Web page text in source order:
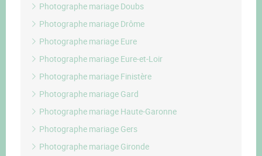
Photographe mariage Doubs
Photographe mariage Drôme
Photographe mariage Eure
Photographe mariage Eure-et-Loir
Photographe mariage Finistère
Photographe mariage Gard
Photographe mariage Haute-Garonne
Photographe mariage Gers
Photographe mariage Gironde